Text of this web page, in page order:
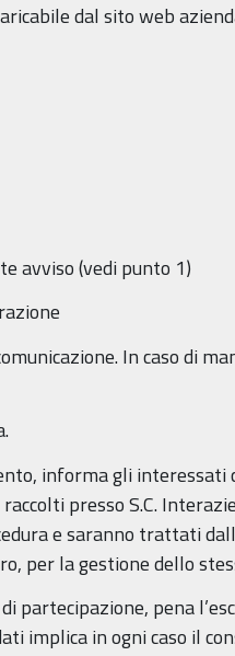
dal sito web
avviso (vedi punto 1)
In caso di
informa gli interessati
presso S.C.
e saranno trattati
per la gestione dello
partecipazione, pena
implica in ogni caso il